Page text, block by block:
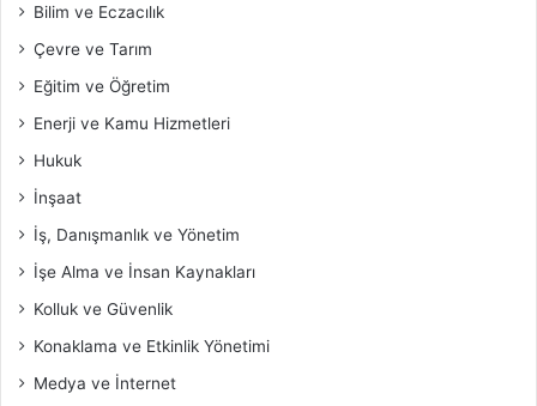
Bilim ve Eczacılık
Çevre ve Tarım
Eğitim ve Öğretim
Enerji ve Kamu Hizmetleri
Hukuk
İnşaat
İş, Danışmanlık ve Yönetim
İşe Alma ve İnsan Kaynakları
Kolluk ve Güvenlik
Konaklama ve Etkinlik Yönetimi
Medya ve İnternet